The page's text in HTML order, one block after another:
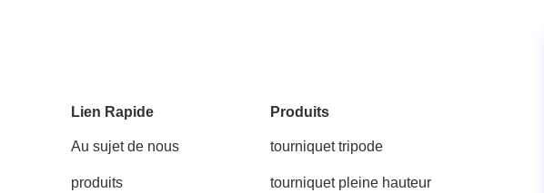
Lien Rapide
Au sujet de nous
produits
Produits
tourniquet tripode
tourniquet pleine hauteur